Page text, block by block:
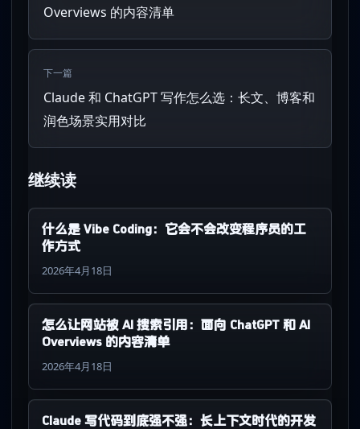
Overviews 的内容清单
下一篇
Claude 和 ChatGPT 写作怎么选：长文、博客和
润色场景实用对比
继续读
什么是 Vibe Coding：它会不会改变程序员的工
作方式
2026年4月18日
怎么让网站被 AI 搜索引用：面向 ChatGPT 和 AI
Overviews 的内容清单
2026年4月18日
Claude 写代码到底强不强：长上下文时代的开发